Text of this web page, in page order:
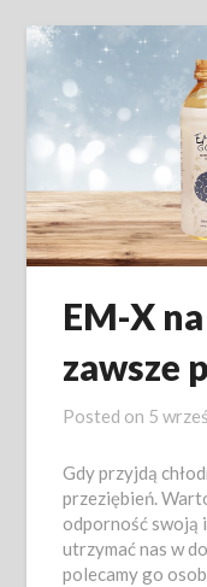
EM-X
zawsze
Posted on 5
Gdy przyjdą
przeziębień.
odporność swoją
utrzymać nas w
polecamy go